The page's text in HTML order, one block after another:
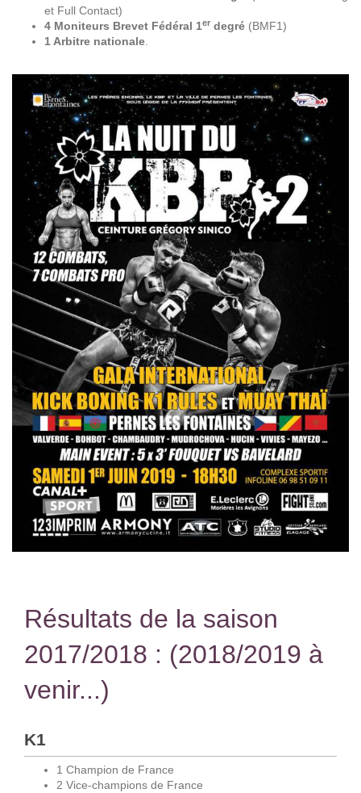
et Full Contact)
4 Moniteurs Brevet Fédéral 1er degré (BMF1)
1 Arbitre nationale
Résultats de la saison
2017/2018 : (2018/2019 à
venir...)
K1
1 Champion de France
2 Vice-champions de France